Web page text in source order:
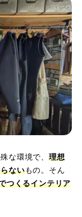
な環境で、 理想
ないもの。そん
つくるインテリア